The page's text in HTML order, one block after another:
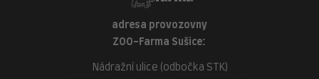
adresa provozovny
ZOO-Farma Sušice:
Nádražní ulice (odbočka STK)